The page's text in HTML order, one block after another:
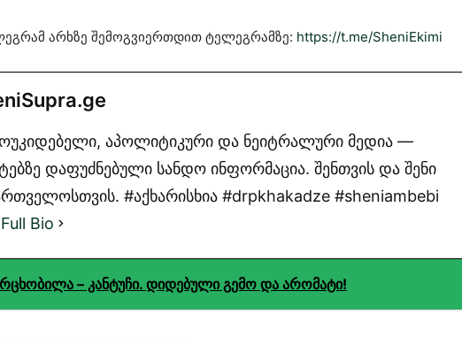
არხზე შემოგვიერთდით ტელეგრამზე: https://t.me/SheniEkimi
აპოლიტიკური და ნეიტრალური მედია —
დაფუძნებული სანდო ინფორმაცია. შენთვის და შენი
#აქხარისხია #drpkhakadze #sheniambebi
Bio
– კანტუჩი. დიდებული გემო და არომატი!